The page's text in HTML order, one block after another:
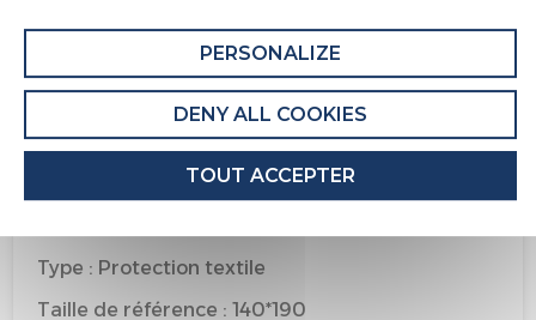
ENVIRONNEMENTALES DE L’EMBALLAGE
Recyclabilité de l'emballage : Entièrement
recyclable
INFORMATIONS PRODUIT
Code produit : 13909
Type : Protection textile
Taille de référence : 140*190
PERSONALIZE
DENY ALL COOKIES
TOUT ACCEPTER